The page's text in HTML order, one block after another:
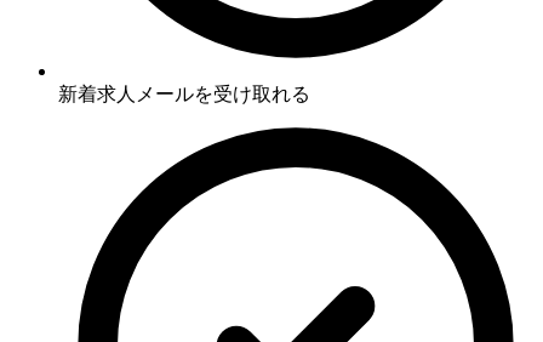
新着求人メールを受け取れる